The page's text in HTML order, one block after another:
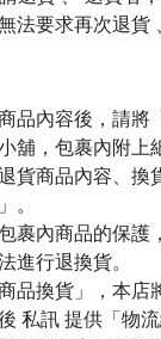
法要求再次退貨
品內容後，請將
舖，包裹內附上
貨商品內容、換
。
裹內商品的保護
進行退換貨。
品換貨」，本店
私訊 提供「物